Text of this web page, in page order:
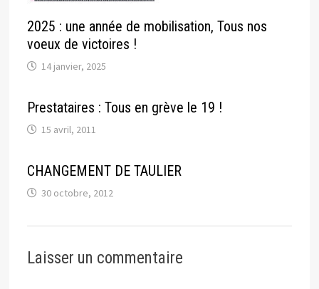
2025 : une année de mobilisation, Tous nos
voeux de victoires !
14 janvier, 2025
Prestataires : Tous en grève le 19 !
15 avril, 2011
CHANGEMENT DE TAULIER
30 octobre, 2012
Laisser un commentaire